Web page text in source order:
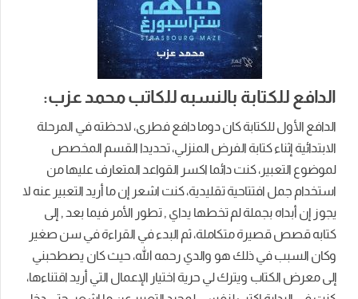
الدافع للكتابة بالنسبه للكاتب محمد عزب:
الدافع الأولللكتابة كان دومادافع فطرى، لاحظته في المرحلة
الابتدائية إثناء كتابة الفرض المنزلي،تحديدا القسم المخصص
لموضوع التعبير، كنت دائما اكسر القواعد المتعارف عليها من
استخدام جمل افتتاحية تقليدية، كنت اشعر إن ما أريد التعبير عنه لا
يجوز إن أبداه بجملة لم تخطها يداي , تطور الأمر فيما بعد , إلى
كتابه قصص قصيرة متكاملة، ثم البدء في القراءة في سن صغير
وكان السبب في ذلك هو والدي رحمه الله، حيث كان يصطحبني
إلى معرض الكتاب ويترك لي حرية اختيار الإعمال التي أريد اقتناءها،